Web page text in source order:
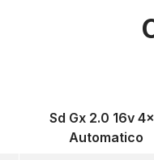
Sd Gx 2.0 16v
Automatico